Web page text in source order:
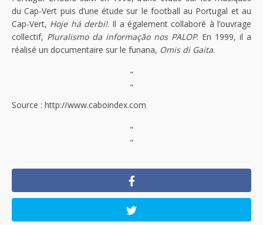
du Cap-Vert puis d’une étude sur le football au Portugal et au
Cap-Vert, Hoje há derbi!. Il a également collaboré à l’ouvrage
collectif, Pluralismo da informação nos PALOP. En 1999, il a
réalisé un documentaire sur le funana, Omis di Gaita.
"
"
Source : http://www.caboindex.com
"
"